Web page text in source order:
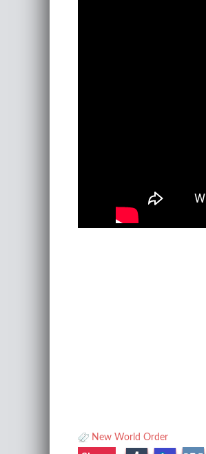
New World Order